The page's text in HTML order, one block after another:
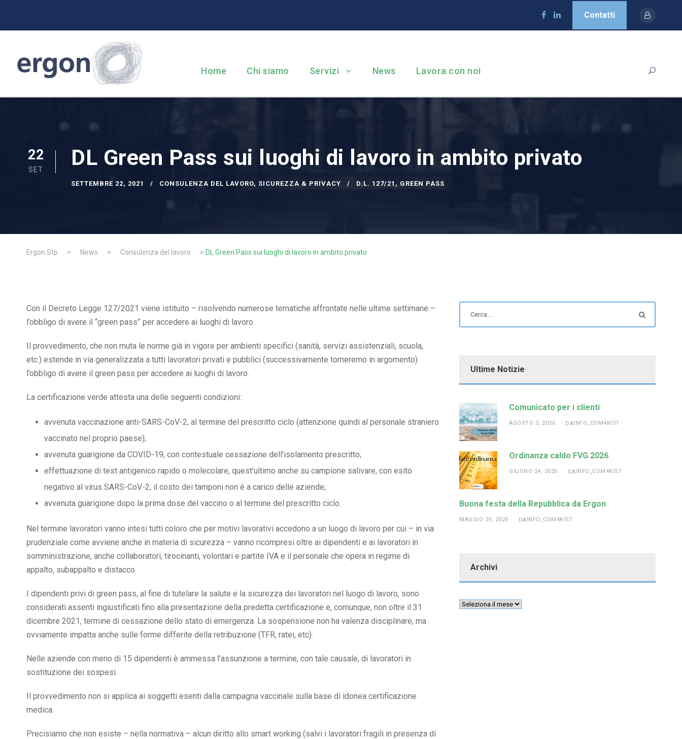
Contatti
Home Chi siamo Servizi News Lavora con noi
22
SET DL Green Pass sui luoghi di lavoro in ambito privato
SETTEMBRE 22, 2021 CONSULENZA DEL LAVORO, SICUREZZA & PRIVACY D.L. 127/21 , GREEN PASS
Ergon Stp > News > Consulenza del lavoro > DL Green Pass sui luoghi di lavoro in ambito privato
Con il Decreto Legge 127/2021 viene istituito – risolvendo numerose tematiche affrontate nelle ultime settimane –
l’obbligo di avere il “green pass” per accedere ai luoghi di lavoro.
Il provvedimento, che non muta le norme già in vigore per ambienti specifici (sanità, servizi assistenziali, scuola,
etc.) estende in via generalizzata a tutti lavoratori privati e pubblici (successivamente torneremo in argomento)
l’obbligo di avere il green pass per accedere ai luoghi di lavoro.
La certificazione verde attesta una delle seguenti condizioni:
avvenuta vaccinazione anti-SARS-CoV-2, al termine del prescritto ciclo (attenzione quindi al personale straniero
vaccinato nel proprio paese);
avvenuta guarigione da COVID-19, con contestuale cessazione dell’isolamento prescritto;
effettuazione di test antigenico rapido o molecolare, quest’ultimo anche su campione salivare, con esito
negativo al virus SARS-CoV-2; il costo dei tamponi non è a carico delle aziende;
avvenuta guarigione dopo la prima dose del vaccino o al termine del prescritto ciclo.
Nel termine lavoratori vanno intesi tutti coloro che per motivi lavorativi accedono a un luogo di lavoro per cui – in via
prudenziale come avviene anche in materia di sicurezza – vanno ricompresi oltre ai dipendenti e ai lavoratori in
somministrazione, anche collaboratori, tirocinanti, volontari e partite IVA e il personale che opera in regime di
appalto, subappalto e distacco.
I dipendenti privi di green pass, al fine di tutelare la salute e la sicurezza dei lavoratori nel luogo di lavoro, sono
considerati assenti ingiustificati fino alla presentazione della predetta certificazione e, comunque, non oltre il 31
dicembre 2021, termine di cessazione dello stato di emergenza. La sospensione non ha valenza disciplinare, ma
ovviamente impatta anche sulle forme differite della retribuzione (TFR, ratei, etc).
Nelle aziende con meno di 15 dipendenti è ammessa l’assunzione a termine, con tale causale, di lavoratori in
sostituzione dei sospesi.
Il provvedimento non si applica ai soggetti esenti dalla campagna vaccinale sulla base di idonea certificazione
medica.
Precisiamo che non esiste – nella normativa – alcun diritto allo smart working (salvi i lavoratori fragili in presenza di
Ultime Notizie
Comunicato per i clienti
AGOSTO 3, 2026 DAINFO_COM4KI57
Ordinanza caldo FVG 2026
GIUGNO 24, 2026 DAINFO_COM4KI57
Buona festa della Repubblica da Ergon
MAGGIO 29, 2026 DAINFO_COM4KI57
Archivi